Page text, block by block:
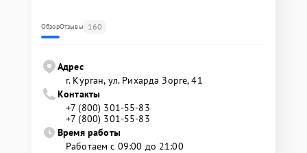
ОбзорОтзывы 160
Адрес
г. Курган, ул. Рихарда Зорге, 41
Контакты
+7 (800) 301-55-83
+7 (800) 301-55-83
Время работы
Работаем с 09:00 до 21:00